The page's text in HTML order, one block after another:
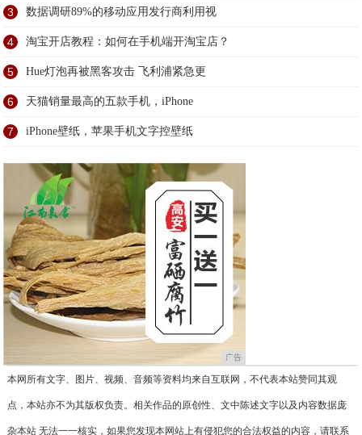
3 数据调研89%的移动应用发行商利用视
4 淘宝开店教程：如何在手机端开淘宝店？
5 Hue灯泡再被黑客攻击 飞利浦紧急更
6 天猫销量最高的五款手机，iPhone
7 iPhone壁纸，苹果手机文字控壁纸
广告
本网所有文字、图片、视频、音频等资料均来自互联网，不代表本站赞同其观
点，本站亦不为其版权负责。相关作品的原创性、文中陈述文字以及内容数据庞
杂本站 无法一一核实，如果您发现本网站上有侵犯您的合法权益的内容，请联系